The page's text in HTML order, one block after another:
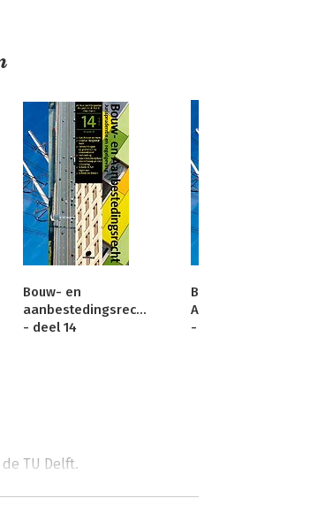
Bouw- en
aanbestedingsrecht
- deel 14
Bouw- en
Aanbestedingsrecht
- deel 11
TU Delft.